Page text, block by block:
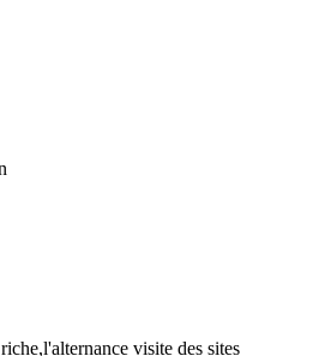
visite des sites